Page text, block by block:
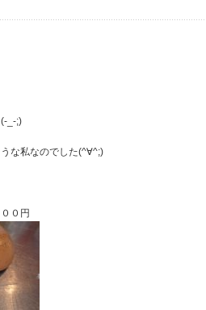
_-;)
な私なのでした(^∀^;)
０円